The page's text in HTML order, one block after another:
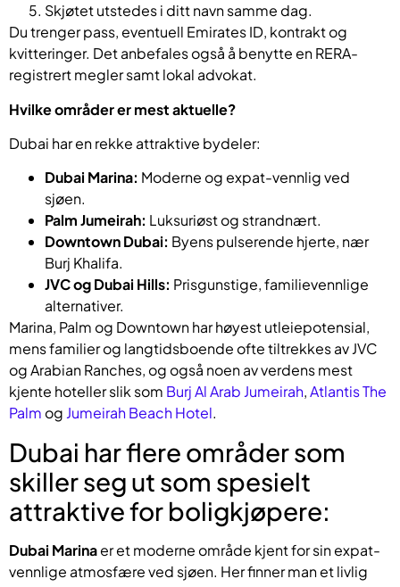
Skjøtet utstedes i ditt navn samme dag.
Du trenger pass, eventuell Emirates ID, kontrakt og
kvitteringer. Det anbefales også å benytte en RERA-
registrert megler samt lokal advokat.
Hvilke områder er mest aktuelle?
Dubai har en rekke attraktive bydeler:
Dubai Marina: Moderne og expat-vennlig ved
sjøen.
Palm Jumeirah: Luksuriøst og strandnært.
Downtown Dubai: Byens pulserende hjerte, nær
Burj Khalifa.
JVC og Dubai Hills: Prisgunstige, familievennlige
alternativer.
Marina, Palm og Downtown har høyest utleiepotensial,
mens familier og langtidsboende ofte tiltrekkes av JVC
og Arabian Ranches, og også noen av verdens mest
kjente hoteller slik som Burj Al Arab Jumeirah,Atlantis The
Palm ogJumeirah Beach Hotel.
Dubai har flere områder som
skiller seg ut som spesielt
attraktive for boligkjøpere:
Dubai Marinaer et moderne område kjent for sin expat-
vennlige atmosfære ved sjøen. Her finner man et livlig